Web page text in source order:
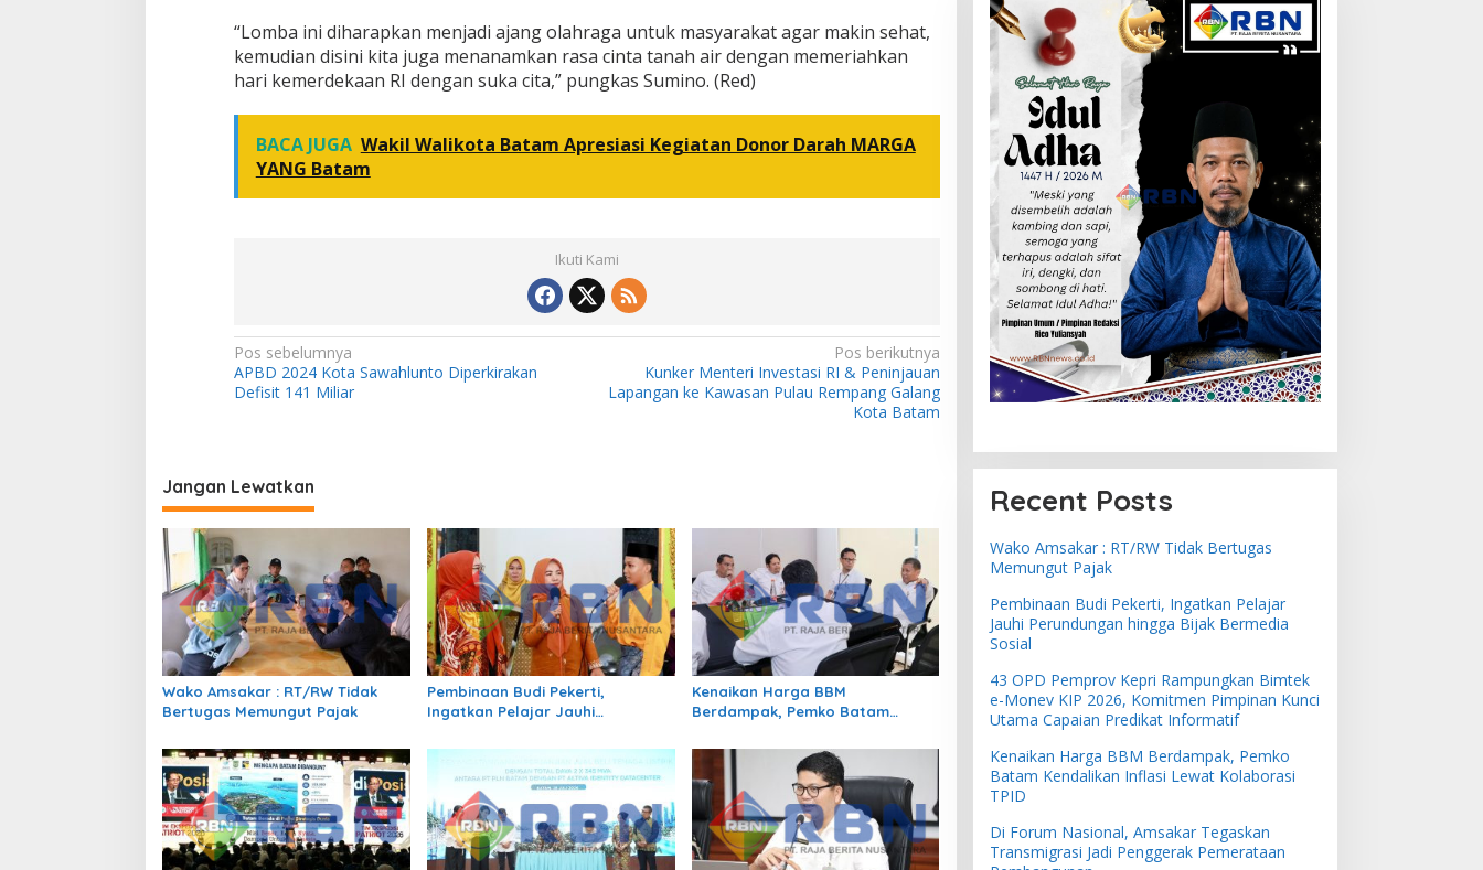
“Lomba ini diharapkan menjadi ajang olahraga untuk masyarakat agar makin sehat,
kemudian disini kita juga menanamkan rasa cinta tanah air dengan memeriahkan
hari kemerdekaan RI dengan suka cita,” pungkas Sumino. (Red)
BACA JUGA Wakil Walikota Batam Apresiasi Kegiatan Donor Darah MARGA
YANG Batam
Ikuti Kami
N
a
g
a
s
i
p
o
s
Pos sebelumnya
APBD 2024 Kota Sawahlunto Diperkirakan
Defisit 141 Miliar
Pos berikutnya
Kunker Menteri Investasi RI & Peninjauan
Lapangan ke Kawasan Pulau Rempang Galang
Kota Batam
Jangan Lewatkan
Wako Amsakar : RT/RW Tidak
Bertugas Memungut Pajak
Pembinaan Budi Pekerti,
Ingatkan Pelajar Jauhi
Bermedia Sosial
Kenaikan Harga BBM
Berdampak, Pemko Batam
Kolaborasi TPID
Recent Posts
Wako Amsakar : RT/RW Tidak Bertugas
Memungut Pajak
Pembinaan Budi Pekerti, Ingatkan Pelajar
Jauhi Perundungan hingga Bijak Bermedia
Sosial
43 OPD Pemprov Kepri Rampungkan Bimtek
e-Monev KIP 2026, Komitmen Pimpinan Kunci
Utama Capaian Predikat Informatif
Kenaikan Harga BBM Berdampak, Pemko
Batam Kendalikan Inflasi Lewat Kolaborasi
TPID
Di Forum Nasional, Amsakar Tegaskan
Transmigrasi Jadi Penggerak Pemerataan